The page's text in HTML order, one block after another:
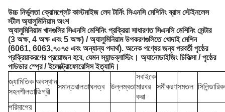
উচ্চ নির্ভুলতা ক্রোমপ্লেট কাস্টমাইজ লেদ টার্নিং সিএনসি মেশিনিং ব্রাস স্টেইনলেস
স্টীল অ্যালুমিনিয়াম অংশ
অ্যালুমিনিয়াম খাদগুলির সিএনসি মেশিনিং প্রক্রিয়া সাধারণত সিএনসি মেশিনিং সেন্টার
(3 অক্ষ, 4 অক্ষ এবং 5 অক্ষ) / অ্যালুমিনিয়াম উপকরণগুলিতে খোদাই মেশিন
(6061, 6063,৭০৭৫ এবং অন্যান্য পদার্থ). অনেক পণ্যের জন্য পরবর্তী পৃষ্ঠের
প্রক্রিয়াকরণের প্রয়োজন হবে, যেমন স্যান্ডব্লাস্টিং। অ্যানোডাইজিং চিকিত্সা / পৃষ্ঠের
পাউডার স্প্রে / ইলেক্ট্রোফোরেসিস ইত্যাদি।
জ্যামিতিক
সহনশীলতা
অবস্থান
ডিগ্রী
সমান্তরালতাঘনত্ব উল্লম্বতা
সবাইকে
মারধর
করা
সমীকরণসমতল
পরিমাপের